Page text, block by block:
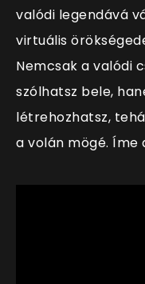
valódi legendává
virtuális
Nemcsak a valódi
szólhatsz bele,
létrehozhatsz,
a volán mögé. Íme